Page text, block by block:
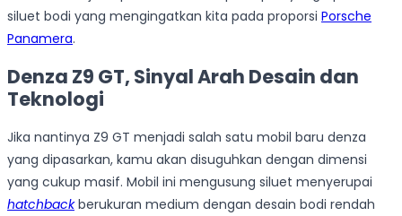
siluet bodi yang mengingatkan kita pada proporsi Porsche
Panamera.
Denza Z9 GT, Sinyal Arah Desain dan
Teknologi
Jika nantinya Z9 GT menjadi salah satu mobil baru denza
yang dipasarkan, kamu akan disuguhkan dengan dimensi
yang cukup masif. Mobil ini mengusung siluet menyerupai
hatchbackberukuran medium dengan desain bodi rendah